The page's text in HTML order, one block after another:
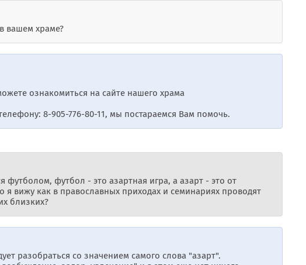
вашем храме?
ознакомиться на сайте нашего храма
8-905-776-80-11, мы постараемся Вам помочь.
футбол - это азартная игра, а азарт - это от
я вижу как в православных приходах и семинариях проводят
близких?
разобраться со значением самого слова "азарт".